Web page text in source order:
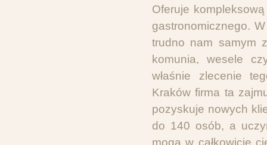
Oferuje
gastronomicznego.
trudno nam samym
komunia, wesele
właśnie zlecenie
Kraków firma ta
pozyskuje nowych
do 140 osób, a
mogą w całkowicie